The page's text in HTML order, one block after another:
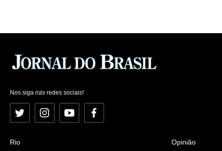
Nos siga nas redes sociais!
Twitter InstagramYouTubeFacebook
Rio
Opinião